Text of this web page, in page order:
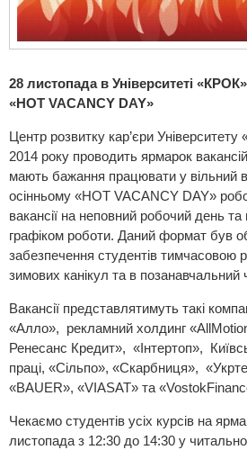
28 листопада в Університеті
«HOT VACANCY DAY»
Центр розвитку кар’єри
2014 року проводить ярмарок
мають бажання працювати у вільний
осінньому «HOT VACANCY DAY»
вакансії на неповний робочий день та
графіком роботи. Даний формат був
забезпечення студентів тимчасовою
зимових канікул та в позанавчальний
Вакансії представлятимуть такі
«Алло», рекламний холдинг
Ренесанс Кредит», «Інтертоп»,
праці, «Сільпо», «Скарбниця»,
«BAUER», «VIASAT» та
Чекаємо студентів усіх курсів на
листопада з 12:30 до 14:30 у